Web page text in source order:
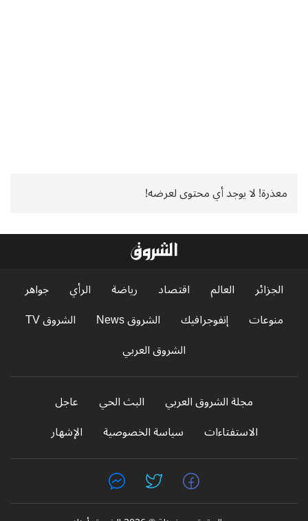
معذرة! لا يوجد أي محتوى لعرضه!
الجزائر العالم اقتصاد رياضة الرأي
جواهر
منوعات
إنفوجرافيك الشروق News
الشروق TV
الشروق العربي
مجلة الشروق العربي البث الحي
عاجل
الاستفتاءات
سياسة الخصوصية الإشهار